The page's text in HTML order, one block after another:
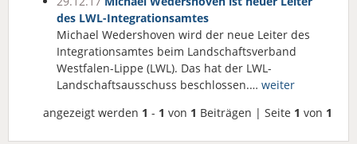
des LWL-Integrationsamtes
Michael Wedershoven wird der neue Leiter des
Integrationsamtes beim Landschaftsverband
Westfalen-Lippe (LWL). Das hat der LWL-
Landschaftsausschuss beschlossen.… weiter
angezeigt werden 1 - 1 von 1 Beiträgen | Seite 1 von 1